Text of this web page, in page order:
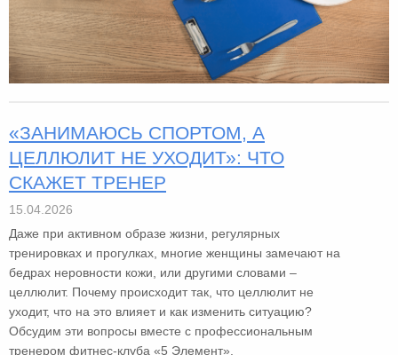
«ЗАНИМАЮСЬ СПОРТОМ, А
ЦЕЛЛЮЛИТ НЕ УХОДИТ»: ЧТО
СКАЖЕТ ТРЕНЕР
15.04.2026
Даже при активном образе жизни, регулярных
тренировках и прогулках, многие женщины замечают на
бедрах неровности кожи, или другими словами –
целлюлит. Почему происходит так, что целлюлит не
уходит, что на это влияет и как изменить ситуацию?
Обсудим эти вопросы вместе с профессиональным
тренером фитнес-клуба «5 Элемент».